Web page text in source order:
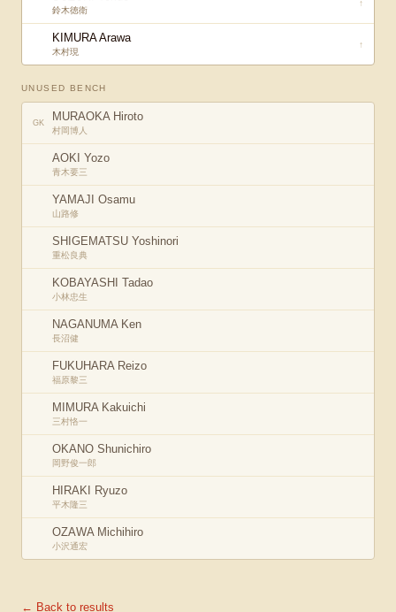
鈴木徳衛
↑
KIMURA Arawa
木村現
↑
UNUSED BENCH
GK MURAOKA Hiroto
村岡博人
AOKI Yozo
青木要三
YAMAJI Osamu
山路修
SHIGEMATSU Yoshinori
重松良典
KOBAYASHI Tadao
小林忠生
NAGANUMA Ken
長沼健
FUKUHARA Reizo
福原黎三
MIMURA Kakuichi
三村恪一
OKANO Shunichiro
岡野俊一郎
HIRAKI Ryuzo
平木隆三
OZAWA Michihiro
小沢通宏
← Back to results